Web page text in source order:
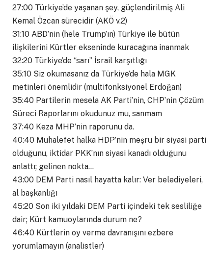
27:00 Türkiye’de yaşanan şey, güçlendirilmiş Ali
Kemal Özcan sürecidir (AKÖ v.2)
31:10 ABD’nin (hele Trump’ın) Türkiye ile bütün
ilişkilerini Kürtler ekseninde kuracağına inanmak
32:20 Türkiye’de “sarı” İsrail karşıtlığı
35:10 Siz okumasanız da Türkiye’de hala MGK
metinleri önemlidir (multifonksiyonel Erdoğan)
35:40 Partilerin mesela AK Parti’nin, CHP’nin Çözüm
Süreci Raporlarını okudunuz mu, sanmam
37:40 Keza MHP’nin raporunu da.
40:40 Muhalefet halka HDP’nin meşru bir siyasi parti
olduğunu, iktidar PKK’nın siyasi kanadı olduğunu
anlattı; gelinen nokta…
43:00 DEM Parti nasıl hayatta kalır: Ver belediyeleri,
al başkanlığı
45:20 Son iki yıldaki DEM Parti içindeki tek sesliliğe
dair; Kürt kamuoylarında durum ne?
46:40 Kürtlerin oy verme davranışını ezbere
yorumlamayın (analistler)